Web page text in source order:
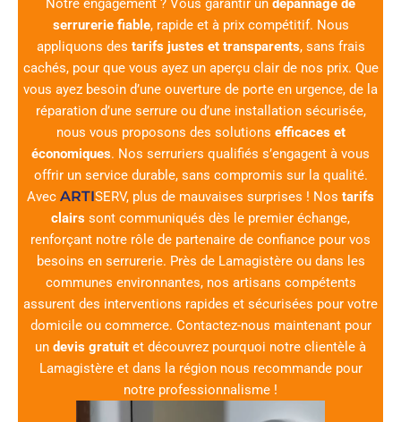
serrurerie fiable, rapide et à prix compétitif. Nous
appliquons des tarifs justes et transparents, sans frais
cachés, pour que vous ayez un aperçu clair de nos prix. Que
vous ayez besoin d’une ouverture de porte en urgence, de la
réparation d’une serrure ou d’une installation sécurisée,
nous vous proposons des solutions efficaces et
économiques. Nos serruriers qualifiés s’engagent à vous
offrir un service durable, sans compromis sur la qualité.
Avec ARTISERV, plus de mauvaises surprises ! Nos tarifs
clairs sont communiqués dès le premier échange,
renforçant notre rôle de partenaire de confiance pour vos
besoins en serrurerie. Près de Lamagistère ou dans les
communes environnantes, nos artisans compétents
assurent des interventions rapides et sécurisées pour votre
domicile ou commerce. Contactez-nous maintenant pour
un devis gratuit et découvrez pourquoi notre clientèle à
Lamagistère et dans la région nous recommande pour
notre professionnalisme !